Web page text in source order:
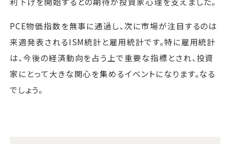
PCE物価指数を無事に通過し、次に市場が注目するのは
来週発表されるISM統計と雇用統計です。特に雇用統計
は、今後の経済動向を占う上で重要な指標とされ、投資
家にとって大きな関心を集めるイベントになります。なる
でしょう。